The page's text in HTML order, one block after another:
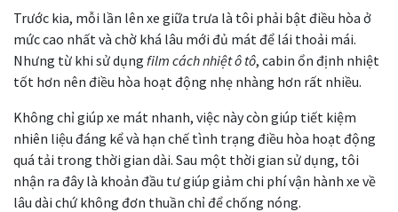
Trước kia, mỗi lần lên xe giữa trưa là tôi phải bật điều hòa ở
mức cao nhất và chờ khá lâu mới đủ mát để lái thoải mái.
Nhưng từ khi sử dụng film cách nhiệt ô tô, cabin ổn định nhiệt
tốt hơn nên điều hòa hoạt động nhẹ nhàng hơn rất nhiều.
Không chỉ giúp xe mát nhanh, việc này còn giúp tiết kiệm
nhiên liệu đáng kể và hạn chế tình trạng điều hòa hoạt động
quá tải trong thời gian dài. Sau một thời gian sử dụng, tôi
nhận ra đây là khoản đầu tư giúp giảm chi phí vận hành xe về
lâu dài chứ không đơn thuần chỉ để chống nóng.